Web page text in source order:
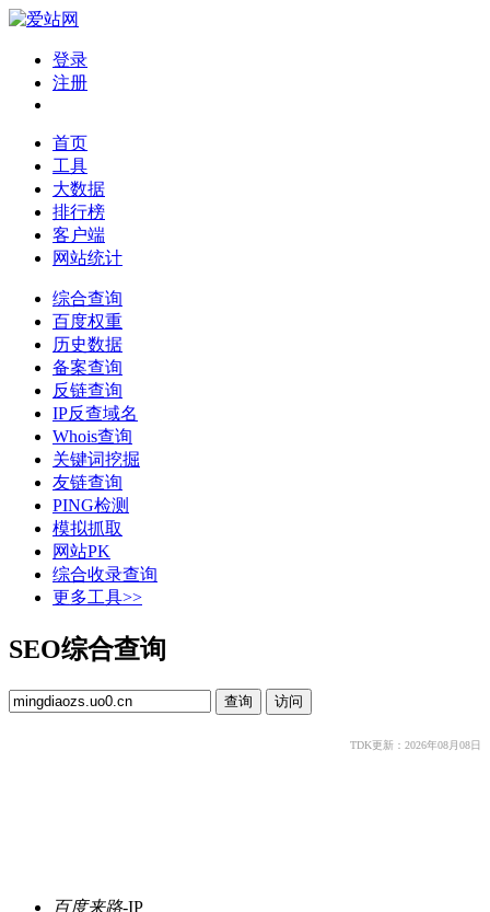
登录
注册
首页
工具
大数据
排行榜
客户端
网站统计
综合查询
百度权重
历史数据
备案查询
反链查询
IP反查域名
Whois查询
关键词挖掘
友链查询
PING检测
模拟抓取
网站PK
综合收录查询
更多工具>>
SEO综合查询
TDK更新：2026年08月08日
百度来路-IP